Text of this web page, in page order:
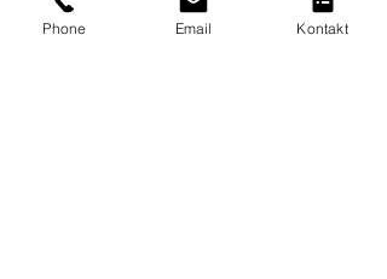
der gewohnten persönlichen Beratung,
Phone Email Kontakt